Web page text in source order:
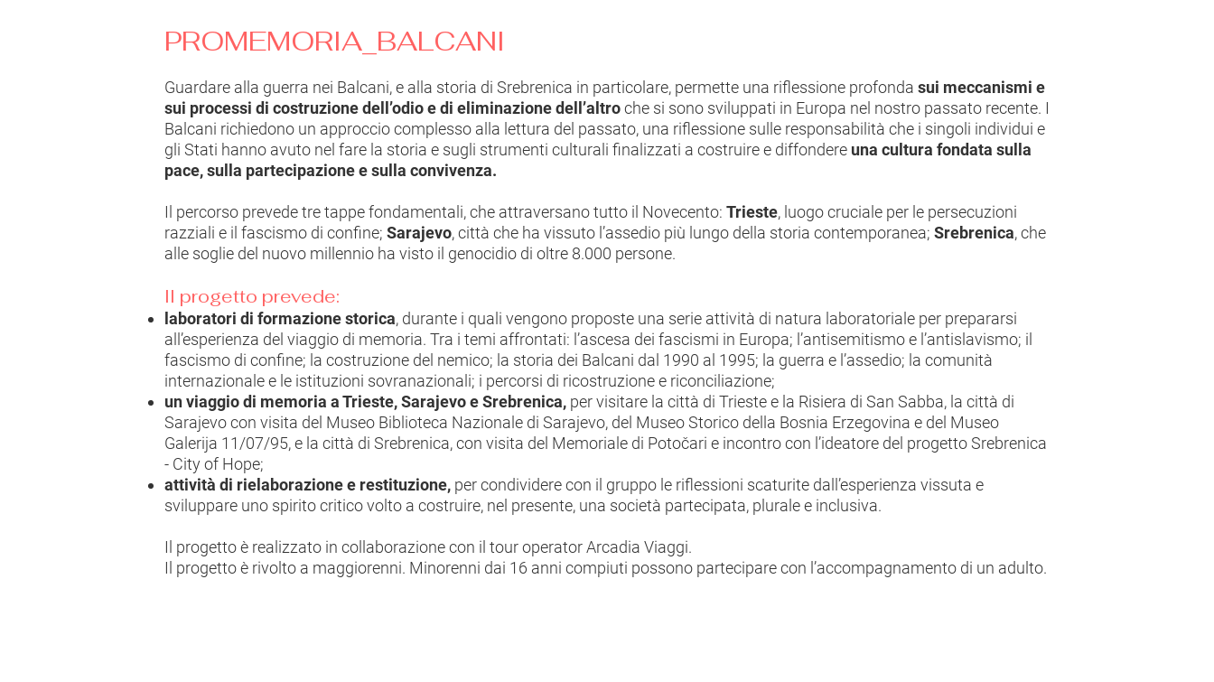
PROMEMORIA_BALCANI
Guardare alla guerra nei Balcani, e alla storia di Srebrenica in particolare, permette una riflessione profonda sui meccanismi e
sui processi di costruzione dell’odio e di eliminazione dell’altroche si sono sviluppati in Europa nel nostro passato recente. I
Balcani richiedono un approccio complesso alla lettura del passato, una riflessione sulle responsabilità che i singoli individui e
gli Stati hanno avuto nel fare la storia e sugli strumenti culturali finalizzati a costruire e diffondere una cultura fondata sulla
pace, sulla partecipazione e sulla convivenza.
Il percorso prevede tre tappe fondamentali, che attraversano tutto il Novecento: Trieste, luogo cruciale per le persecuzioni
razziali e il fascismo di confine; Sarajevo, città che ha vissuto l’assedio più lungo della storia contemporanea; Srebrenica, che
alle soglie del nuovo millennio ha visto il genocidio di oltre 8.000 persone.
Il progetto prevede:
laboratori di formazione storica, durante i quali vengono proposte una serie attività di natura laboratoriale per prepararsi
all’esperienza del viaggio di memoria. Tra i temi affrontati: l’ascesa dei fascismi in Europa; l’antisemitismo e l’antislavismo; il
fascismo di confine; la costruzione del nemico; la storia dei Balcani dal 1990 al 1995; la guerra e l’assedio; la comunità
internazionale e le istituzioni sovranazionali; i percorsi di ricostruzione e riconciliazione;
un viaggio di memoria a Trieste, Sarajevo e Srebrenica, per visitare la città di Trieste e la Risiera di San Sabba, la città di
Sarajevo con visita del Museo Biblioteca Nazionale di Sarajevo, del Museo Storico della Bosnia Erzegovina e del Museo
Galerija 11/07/95, e la città di Srebrenica, con visita del Memoriale di Potočari e incontro con l’ideatore del progetto Srebrenica
- City of Hope;
attività di rielaborazione e restituzione, per condividere con il gruppo le riflessioni scaturite dall’esperienza vissuta e
sviluppare uno spirito critico volto a costruire, nel presente, una società partecipata, plurale e inclusiva.
Il progetto è realizzato in collaborazione con il tour operator Arcadia Viaggi.
Il progetto è rivolto a maggiorenni. Minorenni dai 16 anni compiuti possono partecipare con l’accompagnamento di un adulto.